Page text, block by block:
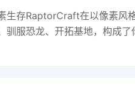
生存RaptorCraft在以像素风
驯服恐龙、开拓基地，构成了